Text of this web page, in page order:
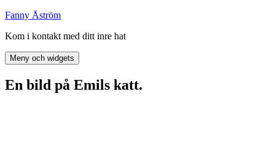
Hoppa
innehåll
Fanny Åström
Kom i kontakt med ditt inre hat
Meny och widgets
En bild på Emils katt.